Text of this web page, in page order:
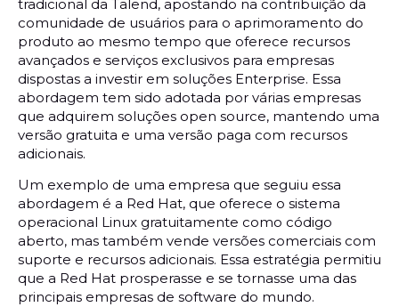
tradicional da Talend, apostando na contribuição da
comunidade de usuários para o aprimoramento do
produto ao mesmo tempo que oferece recursos
avançados e serviços exclusivos para empresas
dispostas a investir em soluções Enterprise. Essa
abordagem tem sido adotada por várias empresas
que adquirem soluções open source, mantendo uma
versão gratuita e uma versão paga com recursos
adicionais.
Um exemplo de uma empresa que seguiu essa
abordagem é a Red Hat, que oferece o sistema
operacional Linux gratuitamente como código
aberto, mas também vende versões comerciais com
suporte e recursos adicionais. Essa estratégia permitiu
que a Red Hat prosperasse e se tornasse uma das
principais empresas de software do mundo.